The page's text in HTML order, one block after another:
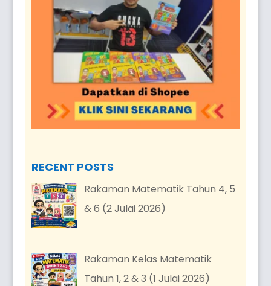
RECENT POSTS
Rakaman Matematik Tahun 4, 5
& 6 (2 Julai 2026)
Rakaman Kelas Matematik
Tahun 1, 2 & 3 (1 Julai 2026)